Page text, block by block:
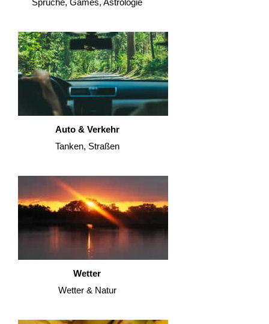
Sprüche, Games, Astrologie
Auto & Verkehr
Tanken, Straßen
Wetter
Wetter & Natur